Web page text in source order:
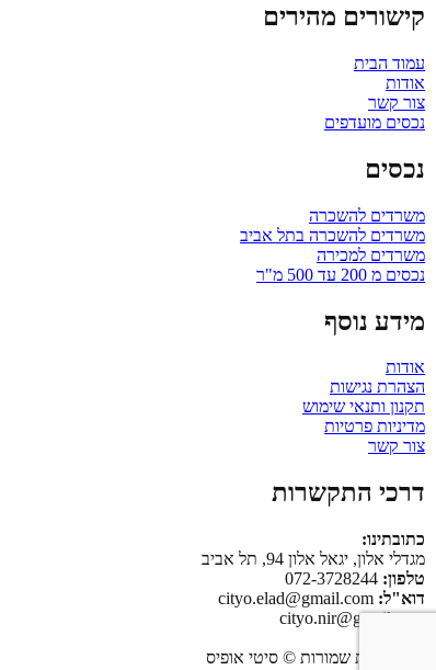
קישורים מהירים
עמוד הבית
אודות
צור קשר
נכסים מועדפים
נכסים
משרדים להשכרה
משרדים להשכרה בתל אביב
משרדים למכירה
נכסים מ 200 עד 500 מ"ר
מידע נוסף
אודות
הצהרת נגישות
תקנון ותנאי שימוש
מדיניות פרטיות
צור קשר
דרכי התקשרות
כתובתינו:
מגדלי אלון, יגאל אלון 94, תל אביב
טלפון: 072-3728244
דוא"ל:
cityo.nir@gmail.com
כל הזכויות שמורות © סיטי אופיס